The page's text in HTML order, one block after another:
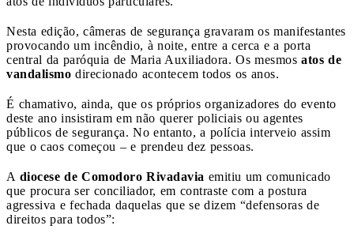
Nesta edição, câmeras de segurança gravaram os manifestantes
provocando um incêndio, à noite, entre a cerca e a porta
central da paróquia de Maria Auxiliadora. Os mesmos atos de
vandalismo direcionado acontecem todos os anos.
É chamativo, ainda, que os próprios organizadores do evento
deste ano insistiram em não querer policiais ou agentes
públicos de segurança. No entanto, a polícia interveio assim
que o caos começou – e prendeu dez pessoas.
A diocese de Comodoro Rivadavia emitiu um comunicado
que procura ser conciliador, em contraste com a postura
agressiva e fechada daquelas que se dizem “defensoras de
direitos para todos”: